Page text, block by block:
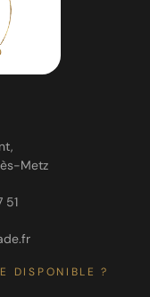
Metz
51
DISPONIBLE ?